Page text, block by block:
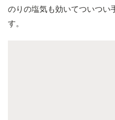
のりの塩気も効いてついつい
す。